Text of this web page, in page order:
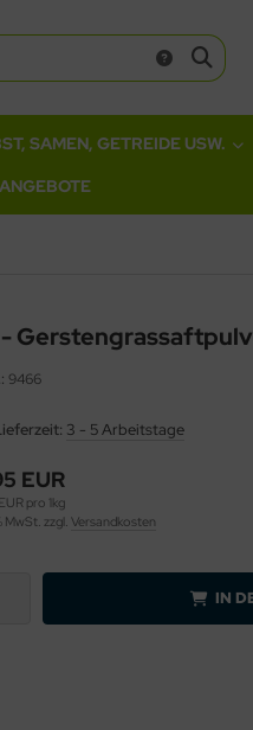
SAMEN, GETREIDE USW.
9466
3 - 5 Arbeitstage
EUR
pro 1kg
MwSt. zzgl. Versandkosten
IN